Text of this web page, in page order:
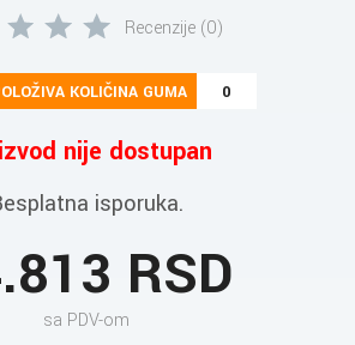
Recenzije (0)
KOLIČINA GUMA 0
nije dostupan
isporuka.
RSD
sa PDV-om